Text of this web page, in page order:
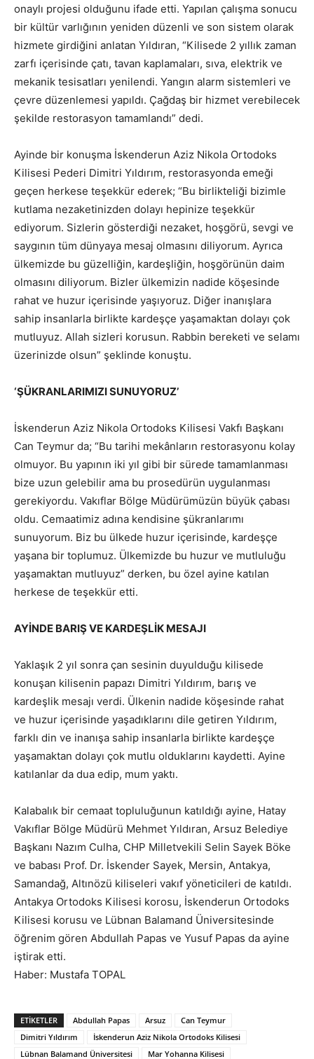
onaylı projesi olduğunu ifade etti. Yapılan çalışma sonucu
bir kültür varlığının yeniden düzenli ve son sistem olarak
hizmete girdiğini anlatan Yıldıran, “Kilisede 2 yıllık zaman
zarfı içerisinde çatı, tavan kaplamaları, sıva, elektrik ve
mekanik tesisatları yenilendi. Yangın alarm sistemleri ve
çevre düzenlemesi yapıldı. Çağdaş bir hizmet verebilecek
şekilde restorasyon tamamlandı” dedi.
Ayinde bir konuşma İskenderun Aziz Nikola Ortodoks
Kilisesi Pederi Dimitri Yıldırım, restorasyonda emeği
geçen herkese teşekkür ederek; “Bu birlikteliği bizimle
kutlama nezaketinizden dolayı hepinize teşekkür
ediyorum. Sizlerin gösterdiği nezaket, hoşgörü, sevgi ve
saygının tüm dünyaya mesaj olmasını diliyorum. Ayrıca
ülkemizde bu güzelliğin, kardeşliğin, hoşgörünün daim
olmasını diliyorum. Bizler ülkemizin nadide köşesinde
rahat ve huzur içerisinde yaşıyoruz. Diğer inanışlara
sahip insanlarla birlikte kardeşçe yaşamaktan dolayı çok
mutluyuz. Allah sizleri korusun. Rabbin bereketi ve selamı
üzerinizde olsun” şeklinde konuştu.
‘ŞÜKRANLARIMIZI SUNUYORUZ’
İskenderun Aziz Nikola Ortodoks Kilisesi Vakfı Başkanı
Can Teymur da; “Bu tarihi mekânların restorasyonu kolay
olmuyor. Bu yapının iki yıl gibi bir sürede tamamlanması
bize uzun gelebilir ama bu prosedürün uygulanması
gerekiyordu. Vakıflar Bölge Müdürümüzün büyük çabası
oldu. Cemaatimiz adına kendisine şükranlarımı
sunuyorum. Biz bu ülkede huzur içerisinde, kardeşçe
yaşana bir toplumuz. Ülkemizde bu huzur ve mutluluğu
yaşamaktan mutluyuz” derken, bu özel ayine katılan
herkese de teşekkür etti.
AYİNDE BARIŞ VE KARDEŞLİK MESAJI
Yaklaşık 2 yıl sonra çan sesinin duyulduğu kilisede
konuşan kilisenin papazı Dimitri Yıldırım, barış ve
kardeşlik mesajı verdi. Ülkenin nadide köşesinde rahat
ve huzur içerisinde yaşadıklarını dile getiren Yıldırım,
farklı din ve inanışa sahip insanlarla birlikte kardeşçe
yaşamaktan dolayı çok mutlu olduklarını kaydetti. Ayine
katılanlar da dua edip, mum yaktı.
Kalabalık bir cemaat topluluğunun katıldığı ayine, Hatay
Vakıflar Bölge Müdürü Mehmet Yıldıran, Arsuz Belediye
Başkanı Nazım Culha, CHP Milletvekili Selin Sayek Böke
ve babası Prof. Dr. İskender Sayek, Mersin, Antakya,
Samandağ, Altınözü kiliseleri vakıf yöneticileri de katıldı.
Antakya Ortodoks Kilisesi korosu, İskenderun Ortodoks
Kilisesi korusu ve Lübnan Balamand Üniversitesinde
öğrenim gören Abdullah Papas ve Yusuf Papas da ayine
iştirak etti.
Haber: Mustafa TOPAL
ETIKETLER Abdullah Papas Arsuz
Can Teymur
Dimitri Yıldırım
İskenderun Aziz Nikola Ortodoks Kilisesi
Lübnan Balamand Üniversitesi
Mar Yohanna Kilisesi